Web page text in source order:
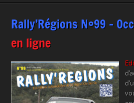
Rally’Régions N°99 –
en ligne